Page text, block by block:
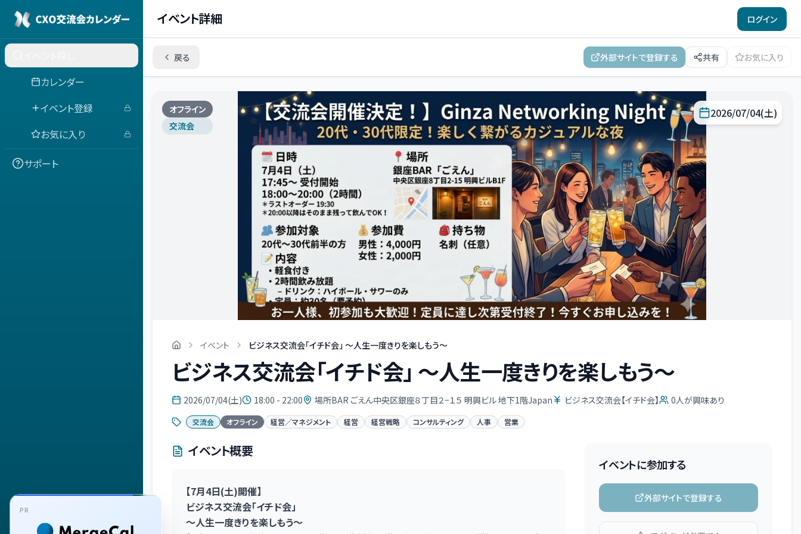
カレンダー
イベント登録
お気に入り
サポート
イベント詳細 ログイン
戻る 外部サイトで登録する 共有 お気に入り
オフライン
交流会
2026/07/04(土)
イベント ビジネス交流会「イチド会」 〜人生一度きりを楽しもう〜
ビジネス交流会「イチド会」 〜人生一度きりを楽しもう〜
2026/07/04(土) 18:00 - 22:00 場所BAR ごえん中央区銀座８丁目２−１５ 明興ビル 地下1階Japan ビジネス交流会【イチド会】 0人が興味あり
交流会 オフライン 経営／マネジメント 経営 経営戦略 コンサルティング 人事 営業
イベント概要
【7月4日(土)開催】
ビジネス交流会「イチド会」
〜人生一度きりを楽しもう〜
イベントに参加する
外部サイトで登録する
PR